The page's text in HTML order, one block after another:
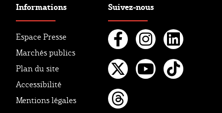
Informations
Espace Presse
Marchés publics
Plan du site
Accessibilité
Mentions légales
Suivez-nous
Facebook
Twitter